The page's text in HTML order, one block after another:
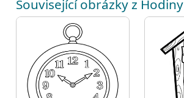
Související obrázky z Hodiny